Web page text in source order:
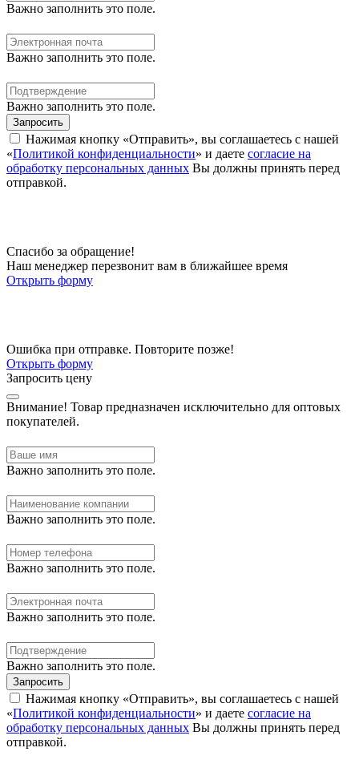
Важно заполнить это поле.
Важно заполнить это поле.
Важно заполнить это поле.
Запросить
Нажимая кнопку «Отправить», вы соглашаетесь с нашей
«Политикой конфиденциальности» и даете согласие на
обработку персональных данных Вы должны принять перед
отправкой.
Спасибо за обращение!
Наш менеджер перезвонит вам в ближайшее время
Открыть форму
Ошибка при отправке. Повторите позже!
Открыть форму
Запросить цену
Внимание! Товар предназначен исключительно для оптовых
покупателей.
Важно заполнить это поле.
Важно заполнить это поле.
Важно заполнить это поле.
Важно заполнить это поле.
Важно заполнить это поле.
Запросить
Нажимая кнопку «Отправить», вы соглашаетесь с нашей
«Политикой конфиденциальности» и даете согласие на
обработку персональных данных Вы должны принять перед
отправкой.